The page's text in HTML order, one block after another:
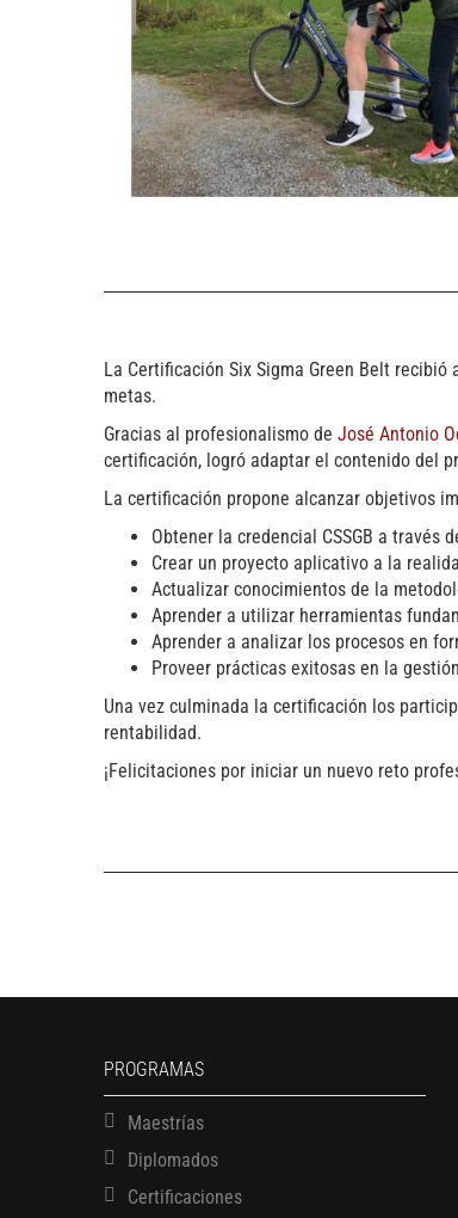
La Certificación Six Sigma Green Belt
metas.
Gracias al profesionalismo de José Antonio
certificación, logró adaptar el contenido del
La certificación propone alcanzar objetivos
Obtener la credencial CSSGB a
Crear un proyecto aplicativo a la
Actualizar conocimientos de la
Aprender a utilizar herramientas
Aprender a analizar los procesos en
Proveer prácticas exitosas en la
Una vez culminada la certificación los
rentabilidad.
¡Felicitaciones por iniciar un nuevo reto
PROGRAMAS
Maestrías
Diplomados
Certificaciones